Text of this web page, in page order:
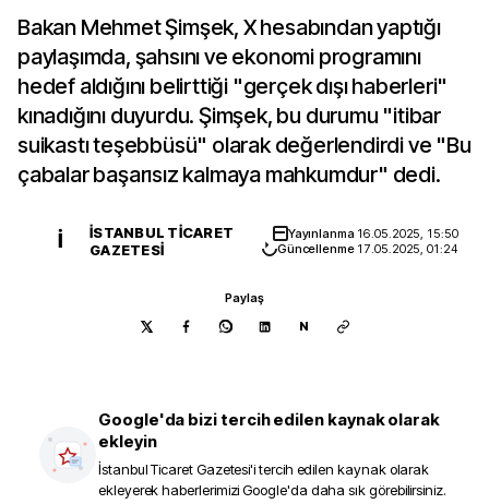
Bakan Mehmet Şimşek, X hesabından yaptığı
paylaşımda, şahsını ve ekonomi programını
hedef aldığını belirttiği "gerçek dışı haberleri"
kınadığını duyurdu. Şimşek, bu durumu "itibar
suikastı teşebbüsü" olarak değerlendirdi ve "Bu
çabalar başarısız kalmaya mahkumdur" dedi.
İ
İSTANBUL TICARET
GAZETESI
Yayınlanma 16.05.2025, 15:50
Güncellenme 17.05.2025, 01:24
Paylaş
N
Google'da bizi tercih edilen kaynak olarak
ekleyin
İstanbul Ticaret Gazetesi'i tercih edilen kaynak olarak
ekleyerek haberlerimizi Google'da daha sık görebilirsiniz.